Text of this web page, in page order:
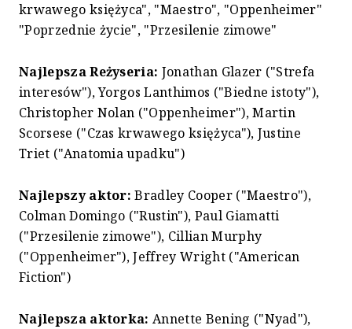
krwawego księżyca", "Maestro", "Oppenheimer"
"Poprzednie życie", "Przesilenie zimowe"
Najlepsza Reżyseria: Jonathan Glazer ("Strefa
interesów"), Yorgos Lanthimos ("Biedne istoty"),
Christopher Nolan ("Oppenheimer"), Martin
Scorsese ("Czas krwawego księżyca"), Justine
Triet ("Anatomia upadku")
Najlepszy aktor: Bradley Cooper ("Maestro"),
Colman Domingo ("Rustin"), Paul Giamatti
("Przesilenie zimowe"), Cillian Murphy
("Oppenheimer"), Jeffrey Wright ("American
Fiction")
Najlepsza aktorka: Annette Bening ("Nyad"),